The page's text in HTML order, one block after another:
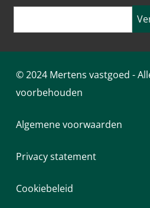
© 2024 Mertens vastgoed -
voorbehouden
Algemene voorwaarden
Privacy statement
Cookiebeleid